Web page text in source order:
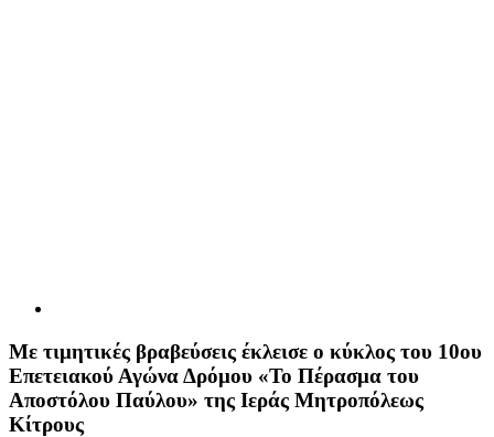
Με τιμητικές βραβεύσεις έκλεισε ο κύκλος του 10ου
Επετειακού Αγώνα Δρόμου «Το Πέρασμα του
Αποστόλου Παύλου» της Ιεράς Μητροπόλεως
Κίτρους